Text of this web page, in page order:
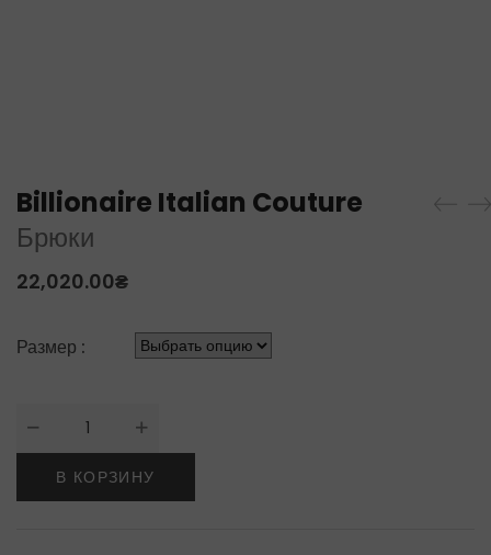
Billionaire Italian Couture
Брюки
22,020.00₴
Размер :
Количество
товара
Billionaire
Italian
В КОРЗИНУ